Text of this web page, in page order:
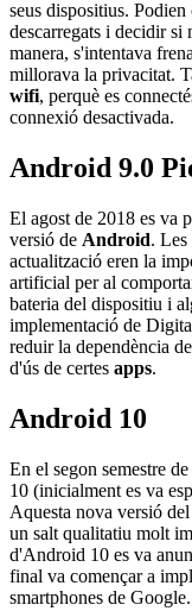
seus dispositius.
descarregats i decidir si
manera, s'intentava
millorava la privacitat.
wifi, perquè es
connexió desactivada.
Android 9.0
El agost de 2018 es va
versió de Android. Les
actualització eren la
artificial per al
bateria del dispositiu i
implementació de
reduir la dependència
d'ús de certes apps.
Android 10
En el segon semestre
10 (inicialment es va
Aquesta nova versió
un salt qualitatiu molt
d'Android 10 es va
final va començar a
smartphones de Google.